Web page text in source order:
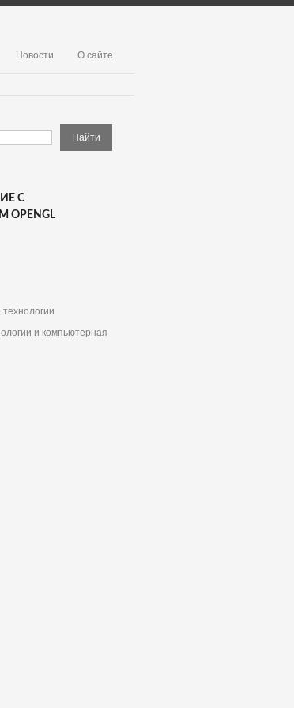
Новости О сайте
С
и компьютерная